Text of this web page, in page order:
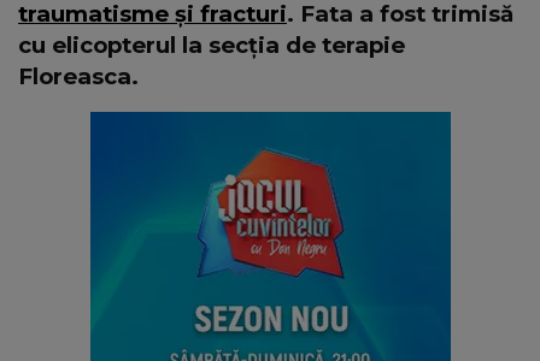
traumatisme şi fracturi. Fata a fost trimisă
cu elicopterul la secţia de terapie
Floreasca.